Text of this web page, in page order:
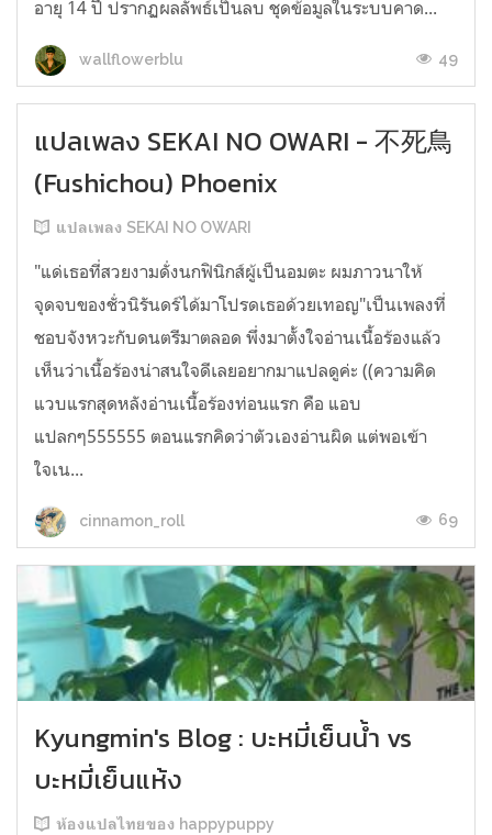
อายุ 14 ปี ปรากฏผลลัพธ์เป็นลบ ชุดข้อมูลในระบบคาด...
wallflowerblu 49
แปลเพลง SEKAI NO OWARI - 不死鳥
(Fushichou) Phoenix
แปลเพลง SEKAI NO OWARI
"แด่เธอที่สวยงามดั่งนกฟินิกส์ผู้เป็นอมตะ ผมภาวนาให้
จุดจบของชั่วนิรันดร์ได้มาโปรดเธอด้วยเทอญ"เป็นเพลงที่
ชอบจังหวะกับดนตรีมาตลอด พึ่งมาตั้งใจอ่านเนื้อร้องแล้ว
เห็นว่าเนื้อร้องน่าสนใจดีเลยอยากมาแปลดูค่ะ ((ความคิด
แวบแรกสุดหลังอ่านเนื้อร้องท่อนแรก คือ แอบ
แปลกๆ555555 ตอนแรกคิดว่าตัวเองอ่านผิด แต่พอเข้า
ใจเน...
cinnamon_roll 69
Kyungmin's Blog : บะหมี่เย็นน้ำ vs
บะหมี่เย็นแห้ง
ห้องแปลไทยของ happypuppy